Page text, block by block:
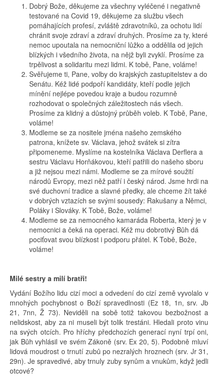
Dobrý Bože, děkujeme za všechny vyléčené i negativně
testované na Covid 19, děkujeme za službu všech
pomáhajících profesí, zvláště zdravotníků, za ochotu lidí
chránit svoje zdraví a zdraví druhých. Prosíme za ty, které
nemoc upoutala na nemocniční lůžko a oddělila od jejich
blízkých i všedního života, na nějž byli zvyklí. Prosíme za
trpělivost a solidaritu mezi lidmi. K tobě, Pane, voláme!
Svěřujeme ti, Pane, volby do krajských zastupitelstev a do
Senátu. Kéž lidé podpoří kandidáty, kteří podle jejich
mínění nejlépe povedou kraje a budou rozumně
rozhodovat o společných záležitostech nás všech.
Prosíme za klidný a důstojný průběh voleb. K Tobě, Pane,
voláme!
Modleme se za nositele jména našeho zemského
patrona, knížete sv. Václava, jehož svátek si zítra
připomeneme. Myslíme na kostelníka Václava Derflera a
sestru Václavu Horňákovou, kteří patřili do našeho sboru
a již nejsou mezi námi. Modleme se za mírové soužití
národů Evropy, mezi něž patří i český národ. Jsme hrdi na
své duchovní tradice a slavné předky, ale chceme žít také
v dobrých vztazích se svými sousedy: Rakušany a Němci,
Poláky i Slováky. K Tobě, Bože, voláme!
Modleme se za nemocného kamaráda Roberta, který je v
nemocnici a čeká na operaci. Kéž mu dobrotivý Bůh dá
pociťovat svou blízkost i podporu přátel. K Tobě, Bože,
voláme!
Milé sestry a milí bratři!
Vydání Božího lidu cizí moci a odvedení do cizí země vyvolalo v
mnohých pochybnost o Boží spravedlnosti (Ez 18, 1n, srv. Jb
21, 7nn, Ž 73). Neviděli na sobě totiž takovou bezbožnost a
nelidskost, aby za ni museli být tolik trestáni. Hledali proto vinu
na svých otcích. Pro hříchy předchozích generací nyní trpí oni,
jak Bůh vyhlásil ve svém Zákoně (srv. Ex 20, 5). Podobně mluví
lidová moudrost o trnutí zubů po nezralých hroznech (srv. Jr 31,
29n). Je spravedivé, aby trnuly zuby synům a vnukům, když jedli
otcové?